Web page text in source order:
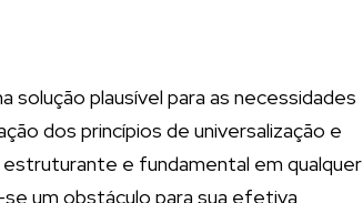
plausível para as necessidades
dos princípios de universalização e
e fundamental em qualquer
um obstáculo para sua efetiva